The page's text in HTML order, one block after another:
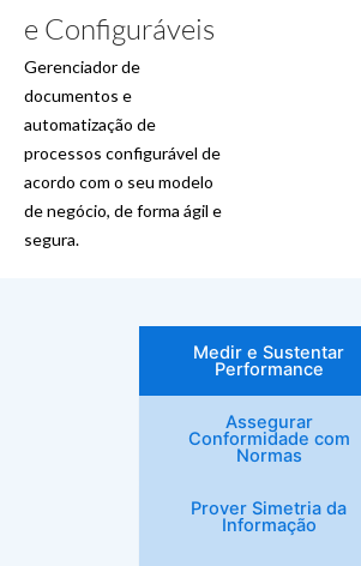
e Configuráveis
Gerenciador de
documentos e
automatização de
processos configurável de
acordo com o seu modelo
de negócio, de forma ágil e
segura.
Medir e Sustentar
Performance​
Assegurar
Conformidade com
Normas​
Prover Simetria da
Informação​